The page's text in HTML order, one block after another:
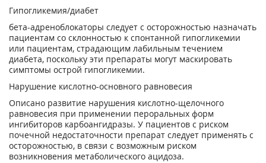
Гипогликемия/диабет
бета-адреноблокаторы следует с осторожностью назначать
пациентам со склонностью к спонтанной гипогликемии
или пациентам, страдающим лабильным течением
диабета, поскольку эти препараты могут маскировать
симптомы острой гипогликемии.
Нарушение кислотно-основного равновесия
Описано развитие нарушения кислотно-щелочного
равновесия при применении пероральных форм
ингибиторов карбоангидразы. У пациентов с риском
почечной недостаточности препарат следует применять с
осторожностью, в связи с возможным риском
возникновения метаболического ацидоза.